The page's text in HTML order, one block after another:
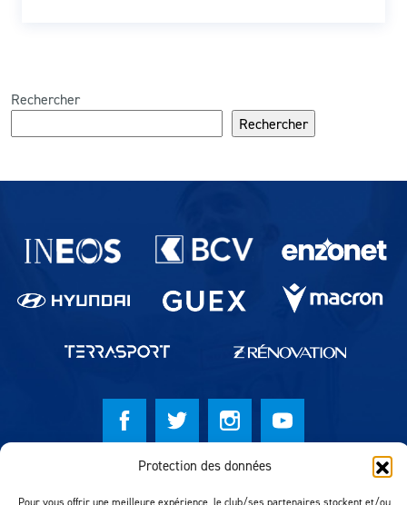
Protection des données
Pour vous offrir une meilleure expérience, le club/ses partenaires stockent et/ou
Rechercher
Rechercher
Partenaires du lausanne-Sport
© Lausanne Sport Football Club 2026